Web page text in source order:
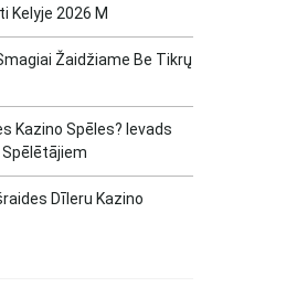
Kelyje 2026 M
Žaidžiame Be Tikrų
Kazino Spēles? Ievads
Dīleru Kazino